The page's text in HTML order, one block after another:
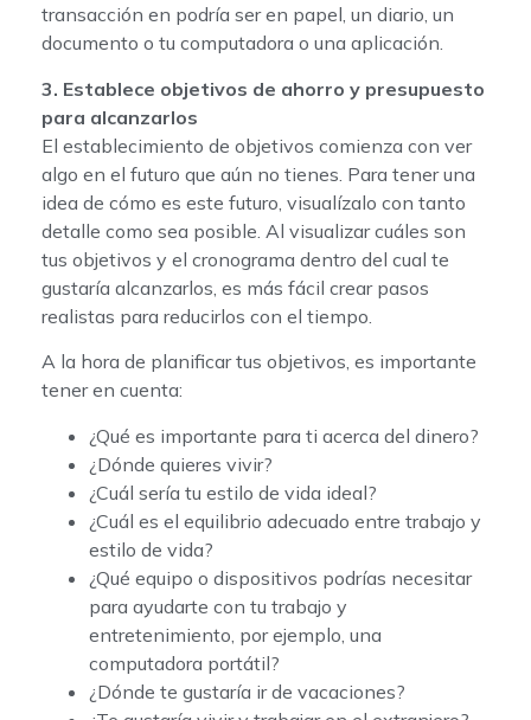
transacción en podría ser en papel, un diario, un
documento o tu computadora o una aplicación.
3. Establece objetivos de ahorro y presupuesto
para alcanzarlos
El establecimiento de objetivos comienza con ver
algo en el futuro que aún no tienes. Para tener una
idea de cómo es este futuro, visualízalo con tanto
detalle como sea posible. Al visualizar cuáles son
tus objetivos y el cronograma dentro del cual te
gustaría alcanzarlos, es más fácil crear pasos
realistas para reducirlos con el tiempo.
A la hora de planificar tus objetivos, es importante
tener en cuenta:
¿Qué es importante para ti acerca del dinero?
¿Dónde quieres vivir?
¿Cuál sería tu estilo de vida ideal?
¿Cuál es el equilibrio adecuado entre trabajo y
estilo de vida?
¿Qué equipo o dispositivos podrías necesitar
para ayudarte con tu trabajo y
entretenimiento, por ejemplo, una
computadora portátil?
¿Dónde te gustaría ir de vacaciones?